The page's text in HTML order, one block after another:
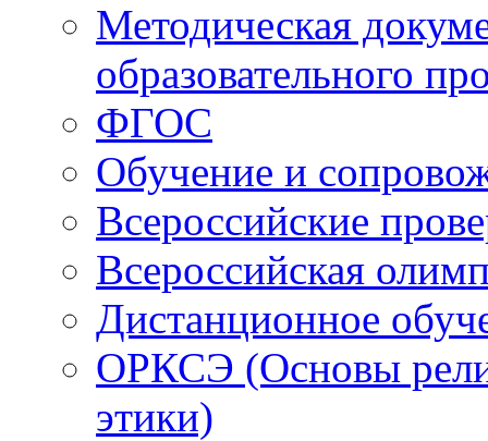
Методическая
образовательного
ФГОС
Обучение и
Всероссийские
Всероссийская
Дистанционное
ОРКСЭ (Основы
этики)